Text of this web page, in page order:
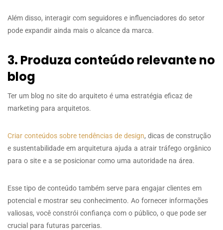
Além disso, interagir com seguidores e influenciadores do setor
pode expandir ainda mais o alcance da marca.
3. Produza conteúdo relevante no
blog
Ter um blog no site do arquiteto é uma estratégia eficaz de
marketing para arquitetos.
Criar conteúdos sobre tendências de design, dicas de construção
e sustentabilidade em arquitetura ajuda a atrair tráfego orgânico
para o site e a se posicionar como uma autoridade na área.
Esse tipo de conteúdo também serve para engajar clientes em
potencial e mostrar seu conhecimento. Ao fornecer informações
valiosas, você constrói confiança com o público, o que pode ser
crucial para futuras parcerias.